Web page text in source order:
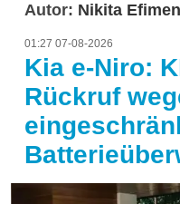
Autor: Nikita
01:27 07-08-2026
Kia e-Niro:
Rückruf